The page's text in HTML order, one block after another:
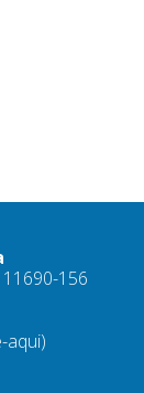
11690-156
aqui)